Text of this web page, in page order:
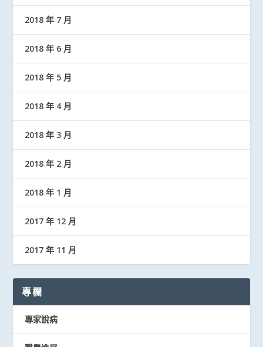
2018 年 7 月
2018 年 6 月
2018 年 5 月
2018 年 4 月
2018 年 3 月
2018 年 2 月
2018 年 1 月
2017 年 12 月
2017 年 11 月
專欄
專家說病